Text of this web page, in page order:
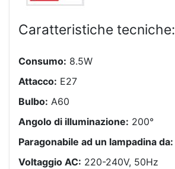
Caratteristiche tecniche:
Consumo: 8.5W
Attacco: E27
Bulbo: A60
Angolo di illuminazione: 200°
Paragonabile ad un lampadina da:
Voltaggio AC: 220-240V, 50Hz